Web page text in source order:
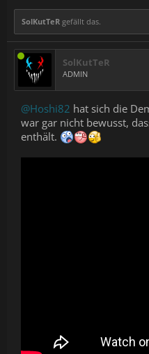
SolKutTeR gefällt das.
SolKutTeR
ADMIN
@Hoshi82 hat sich die
war gar nicht bewusst,
enthält.